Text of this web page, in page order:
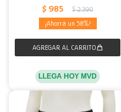
$ 985 $ 2.390
58
LLEGA HOY MVD